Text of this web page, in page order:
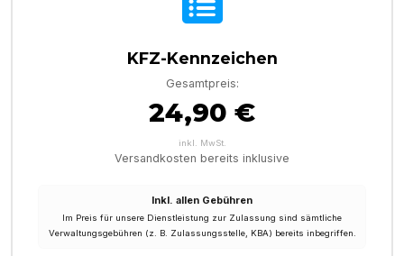
KFZ-Kennzeichen
Gesamtpreis:
24,90 €
inkl. MwSt.
Versandkosten bereits inklusive
Inkl. allen Gebühren
Im Preis für unsere Dienstleistung zur Zulassung sind sämtliche
Verwaltungsgebühren (z. B. Zulassungsstelle, KBA) bereits inbegriffen.